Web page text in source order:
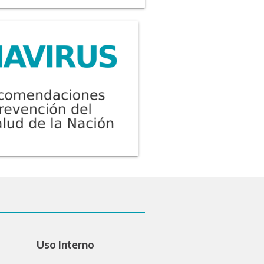
Uso Interno